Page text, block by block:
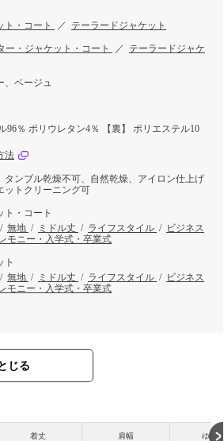
ト・コート ／ テーラードジャケット
ー・ジャケット・コート ／ テーラードジャケ
、ベージュ
96％ ポリウレタン4％ 【裏】 ポリエステル10
法
タンブル乾燥不可、自然乾燥、アイロン仕上げ
ットクリーニング可
ト・コート
/ 無地 / ミドル丈 / ライフスタイル / ビジネス
モニー・入学式・卒業式
ト
/ 無地 / ミドル丈 / ライフスタイル / ビジネス
モニー・入学式・卒業式
じる
着丈 肩幅 ゆき丈